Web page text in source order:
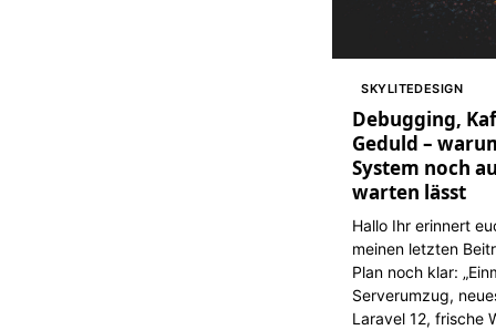
SKYLITEDESIGN
Debugging,
Geduld –
System noch
warten lässt
Hallo Ihr erinnert
meinen letzten
Plan noch klar:
Serverumzug,
Laravel 12, frische